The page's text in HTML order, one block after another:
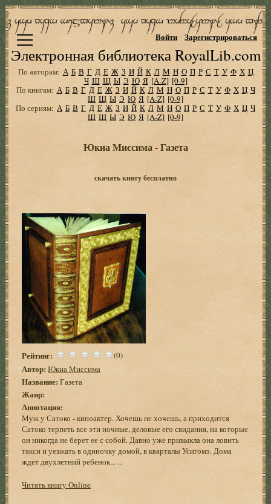
Электронная библиотека RoyalLib.com
Войти Зарегистрироваться
По авторам: А Б В Г Д Е Ж З И Й К Л М Н О П Р С Т У Ф Х Ц
Ч Ш Щ Ы Э Ю Я [A-Z] [0-9]
По книгам: А Б В Г Д Е Ж З И Й К Л М Н О П Р С Т У Ф Х Ц Ч
Ш Щ Ы Э Ю Я [A-Z] [0-9]
По сериям: А Б В Г Д Е Ж З И Й К Л М Н О П Р С Т У Ф Х Ц Ч
Ш Щ Ы Э Ю Я [A-Z] [0-9]
Юкиа Миссима - Газета
скачать книгу бесплатно
Рейтинг: (0)
Автор: Юкиа Миссима
Название: Газета
Жанр:
Аннотация:
Муж у Сатоко - киноактер. Хочешь не хочешь, а приходится
Сатоко терпеть все эти ночные, деловые его свидания, на которые
он никогда не берет ее с собой. Давно уже привыкла она ловить
такси и уезжать в одиночку домой, в кварталы Усигомэ. Дома
ждет двухлетний ребенок... ...
Читать книгу Online